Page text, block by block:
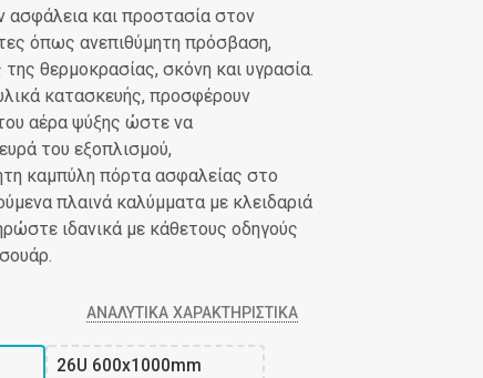
ασφάλεια και προστασία στον
όπως ανεπιθύμητη πρόσβαση,
θερμοκρασίας, σκόνη και υγρασία.
κατασκευής, προσφέρουν
αέρα ψύξης ώστε να
του εξοπλισμού,
καμπύλη πόρτα ασφαλείας στο
πλαινά καλύμματα με κλειδαριά
ιδανικά με κάθετους οδηγούς
ΑΝΑΛΥΤΙΚΆ ΧΑΡΑΚΤΗΡΙΣΤΙΚΆ
26U 600x1000mm